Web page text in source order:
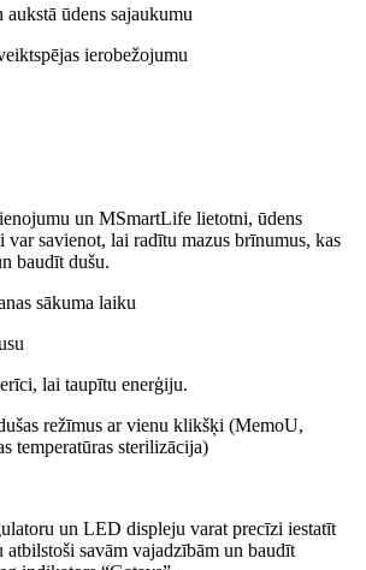
ūdens sajaukumu
ierobežojumu
un MSmartLife lietotni, ūdens
savienot, lai radītu mazus brīnumus, kas
baudīt dušu.
sākuma laiku
lai taupītu enerģiju.
režīmus ar vienu klikšķi (MemoU,
temperatūras sterilizācija)
un LED displeju varat precīzi iestatīt
atbilstoši savām vajadzībām un baudīt